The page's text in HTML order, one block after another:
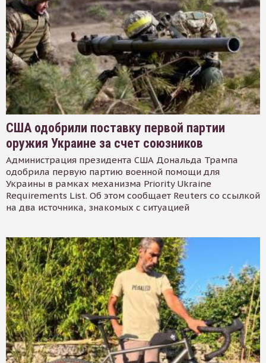
США одобрили поставку первой партии
оружия Украине за счет союзников
Администрация президента США Дональда Трампа
одобрила первую партию военной помощи для
Украины в рамках механизма Priority Ukraine
Requirements List. Об этом сообщает Reuters со ссылкой
на два источника, знакомых с ситуацией